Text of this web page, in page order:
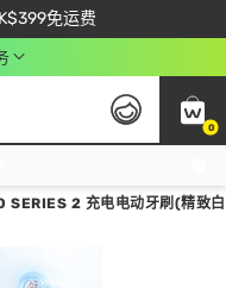
免运费
享独家优惠
NEWAPP 即减$50
0
SERIES 2 充电电动牙刷(精致